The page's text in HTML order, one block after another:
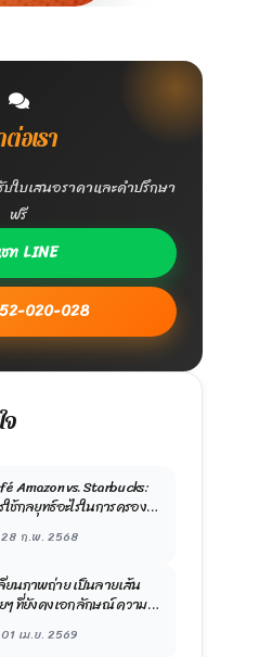
อเรา
บใบเสนอราคาและคำปรึกษา
ฟรี
ท LINE
020-028
จ
Amazon vs. Starbucks:
ใช้กลยุทธ์อะไรในการครอง
?
28 ก.พ. 2568
ยนภาพถ่าย เป็นลายเส้น
ๆ ที่ยังคงเอกลักษณ์ ความ
ตัวคุณได้อย่างชัดเจน ด้วย
านออกแบบมืออาชีพ
01 เม.ย. 2569